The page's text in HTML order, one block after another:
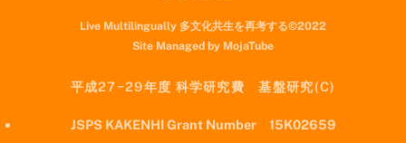
Live Multilingually 多文化共生を再考する©2022
Site Managed by MojaTube
平成27−29年度 科学研究費 基盤研究(C)
JSPS KAKENHI Grant Number 15K02659